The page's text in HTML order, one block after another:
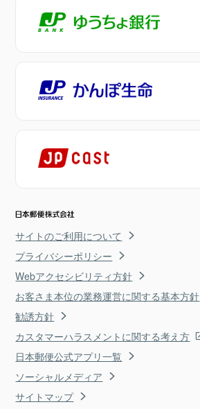
サイトのご利用について
プライバシーポリシー
Webアクセシビリティ方針
お客さま本位の業務運営に関する基本方針
勧誘方針
カスタマーハラスメントに関する考え方
日本郵便公式アプリ一覧
ソーシャルメディア
サイトマップ